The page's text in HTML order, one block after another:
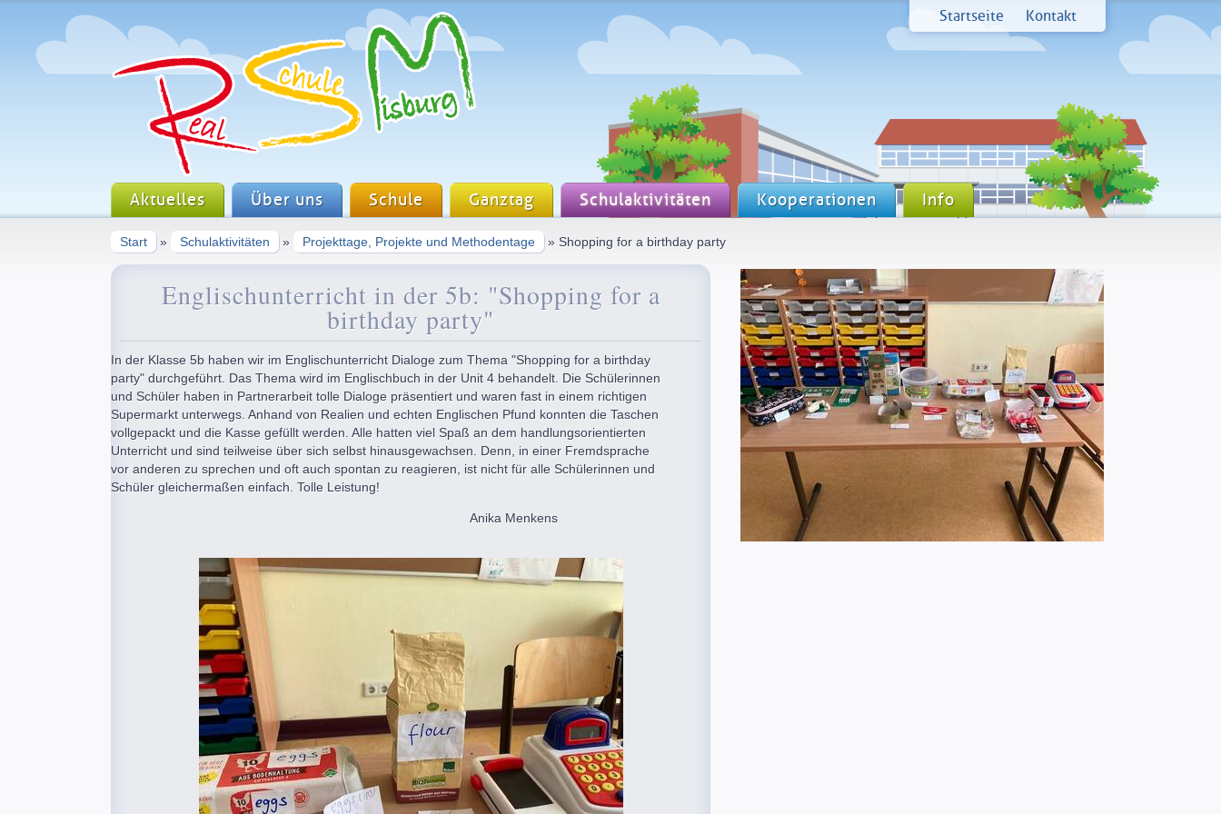
Startseite Kontakt
Aktuelles Über uns Schule Ganztag Schulaktivitäten Kooperationen Info
Start » Schulaktivitäten » Projekttage, Projekte und Methodentage » Shopping for a birthday party
Englischunterricht in der 5b: "Shopping for a
birthday party"
In der Klasse 5b haben wir im Englischunterricht Dialoge zum Thema "Shopping for a birthday
party" durchgeführt. Das Thema wird im Englischbuch in der Unit 4 behandelt. Die Schülerinnen
und Schüler haben in Partnerarbeit tolle Dialoge präsentiert und waren fast in einem richtigen
Supermarkt unterwegs. Anhand von Realien und echten Englischen Pfund konnten die Taschen
vollgepackt und die Kasse gefüllt werden. Alle hatten viel Spaß an dem handlungsorientierten
Unterricht und sind teilweise über sich selbst hinausgewachsen. Denn, in einer Fremdsprache
vor anderen zu sprechen und oft auch spontan zu reagieren, ist nicht für alle Schülerinnen und
Schüler gleichermaßen einfach. Tolle Leistung!
Anika Menkens